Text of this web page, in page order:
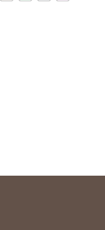
PORTAFOGLI /